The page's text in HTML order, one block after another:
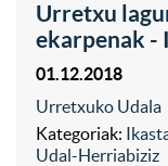
Urretxu
ekarpenak -
01.12.2018
Urretxuko Udala
Kategoriak:
Udal-Herriabiziz